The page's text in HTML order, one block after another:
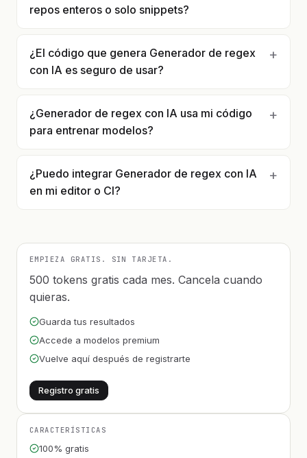
repos enteros o solo snippets?
¿El código que genera Generador de regex
con IA es seguro de usar?
¿Generador de regex con IA usa mi código
para entrenar modelos?
¿Puedo integrar Generador de regex con IA
en mi editor o CI?
EMPIEZA GRATIS. SIN TARJETA.
500 tokens gratis cada mes. Cancela cuando
quieras.
Guarda tus resultados
Accede a modelos premium
Vuelve aquí después de registrarte
Registro gratis
CARACTERÍSTICAS
100% gratis